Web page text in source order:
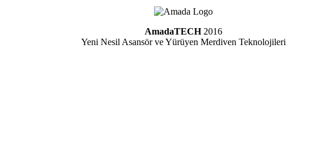
AmadaTECH2016
Yeni Nesil Asansör ve Yürüyen Merdiven Teknolojileri